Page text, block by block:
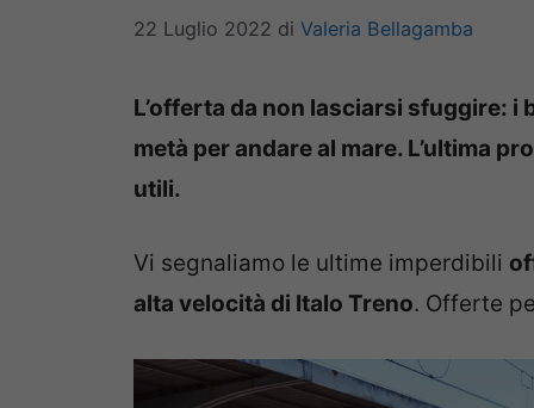
22 Luglio 2022 di Valeria Bellagamba
L’offerta da non lasciarsi sfuggire:
metà per andare al mare. L’ultima
utili.
Vi segnaliamo le ultime imperdibili
alta velocità di Italo Treno. Offerte